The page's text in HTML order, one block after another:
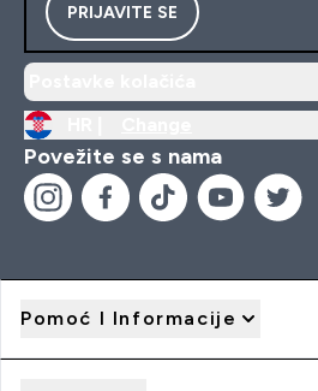
PRIJAVITE SE
Povežite se s nama
Pomoć I Informacije